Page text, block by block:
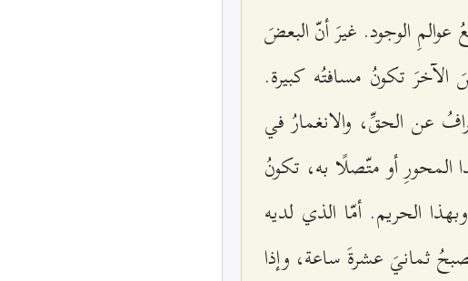
عوالمِ الوجود. غيرَ أنّ البعضَ
الآخرَ تكونُ مسافتُه كبيرة.
عن الحقِّ، والانغمارُ في
المحورِ أو متّصلًا به، تكونُ
الحريم. أمّا الذي لديه
ثمانيَ عشرةَ ساعة، وإذا